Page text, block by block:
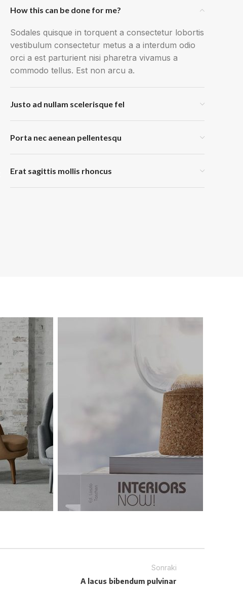
How this can be done for me?
Sodales quisque in torquent a consectetur lobortis
vestibulum consectetur metus a a interdum odio
orci a est parturient nisi pharetra vivamus a
commodo tellus. Est non arcu a.
Justo ad nullam scelerisque fel
Porta nec aenean pellentesqu
Erat sagittis mollis rhoncus
Sonraki
A lacus bibendum pulvinar